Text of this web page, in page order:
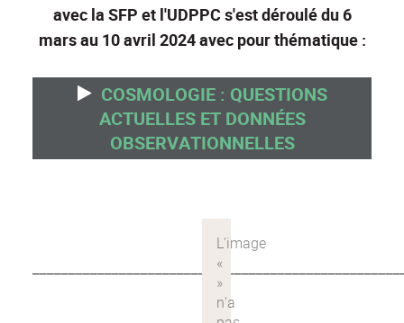
avec la SFP et l'UDPPC s'est déroulé du 6
mars au 10 avril 2024 avec pour thématique :
COSMOLOGIE : QUESTIONS
ACTUELLES ET DONNÉES
OBSERVATIONNELLES